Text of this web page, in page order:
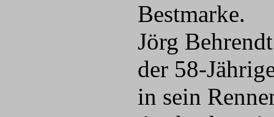
Bestmarke.
Jörg
der 58-
in sein